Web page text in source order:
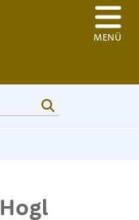
MENÜ
Hogl